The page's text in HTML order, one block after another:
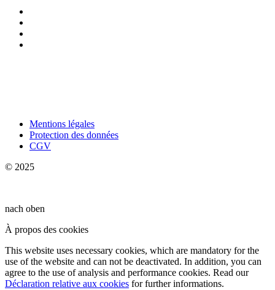
Mentions légales
Protection des données
CGV
© 2025
nach oben
À propos des cookies
This website uses necessary cookies, which are mandatory for the
use of the website and can not be deactivated. In addition, you can
agree to the use of analysis and performance cookies. Read our
Déclaration relative aux cookies for further informations.